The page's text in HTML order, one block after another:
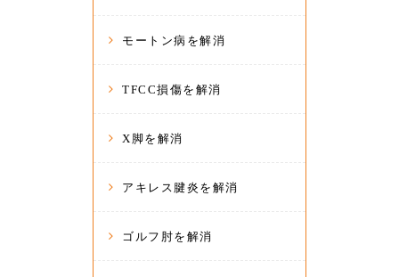
モートン病を解消
TFCC損傷を解消
X脚を解消
アキレス腱炎を解消
ゴルフ肘を解消